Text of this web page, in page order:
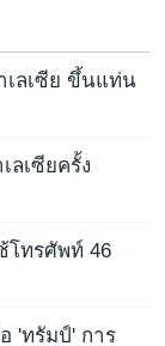
ลเซีย ขึ้นแท่น
ลเซียครั้ง
โทรศัพท์ 46
'ทรัมป์' การ